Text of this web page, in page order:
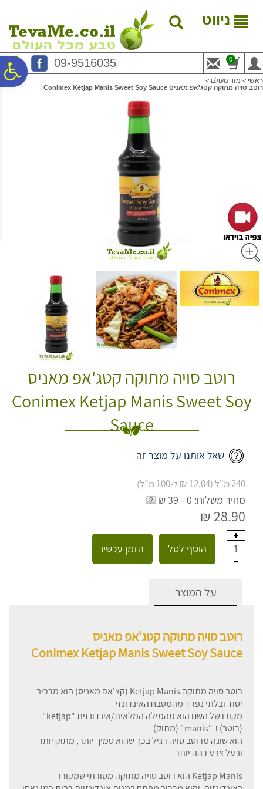
נגישות
המרכזי
ניווט
09-9516035 0
ראשי > מזון מעולם >
רוטב סויה מתוקה קטג'אפ מאניס Conimex Ketjap Manis Sweet Soy Sauce
רוטב סויה מתוקה קטג'אפ מאניס
Conimex Ketjap Manis Sweet Soy
Sauce
שאל אותנו על מוצר זה
240 מ"ל (12.04 ₪ ל-100 מ"ל)
מחיר משלוח: 0 - 39 ₪
28.90 ₪
1 הוסף לסל הזמן עכשיו
על המוצר
רוטב סויה מתוקה קטג'אפ מאניס
Conimex Ketjap Manis Sweet Soy Sauce
רוטב סויה מתוקה Ketjap Manis (קצ'אפ מאניס) הוא מרכיב
יסוד ובלתי נפרד מהמטבח האינדונזי
מקורו של השם הוא מהמילה המלאית/אינדונזית "ketjap"
(רוטב) ו-"manis" (מתוק)
הוא שונה מרוטב סויה רגיל בכך שהוא סמיך יותר, מתוק יותר
ובעל צבע כהה יותר
Ketjap Manis הוא רוטב סויה מתוקה מסורתי שמקורו